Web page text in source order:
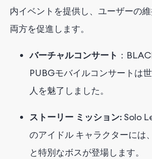
内イベント を提供し 、ユーザーの
両方を促進します。
バーチャルコンサート ：
PUBGモバイルコンサートは
人を魅了しました。
ストーリー ミッション: Solo
のアイドル キャラクターには
と特別なボスが登場します。